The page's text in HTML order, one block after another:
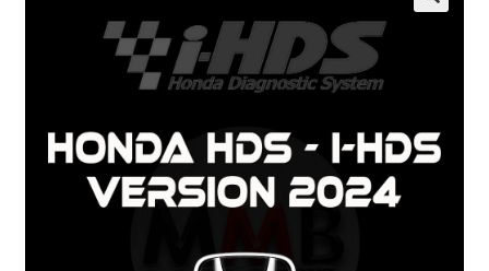
MON COMPTE
BLOG